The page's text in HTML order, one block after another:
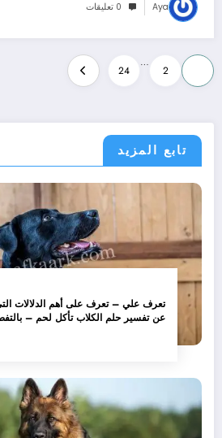
Aya 0 تعليقات
تعدد
صفحات
المقالات
2
…
24
تابع المزيد
تعرف علي – تعرف على أهم الدلالات
عن تفسير حلم الكلاب تأكل لحم –